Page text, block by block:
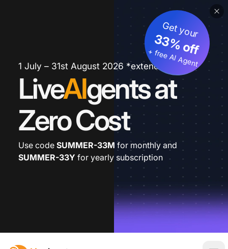
1 July – 31st August 2026 *extended
LiveAIgents at
Zero Cost
Get your
33% off
+ free AI Agent
Use code SUMMER-33M for monthly and
SUMMER-33Y for yearly subscription